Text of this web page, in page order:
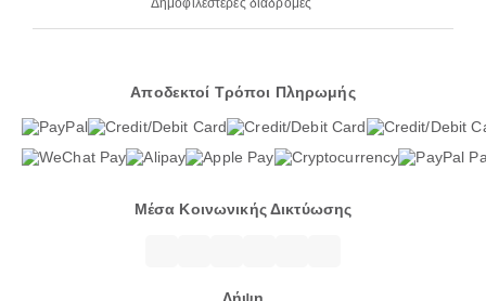
Δημοφιλέστερες διαδρομές
Αποδεκτοί Τρόποι Πληρωμής
Μέσα Κοινωνικής Δικτύωσης